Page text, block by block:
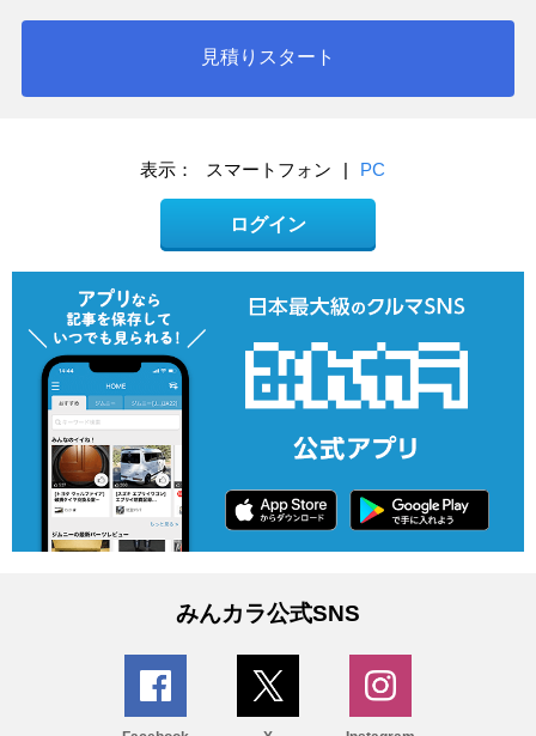
見積りスタート
表示： スマートフォン | PC
ログイン
みんカラ公式SNS